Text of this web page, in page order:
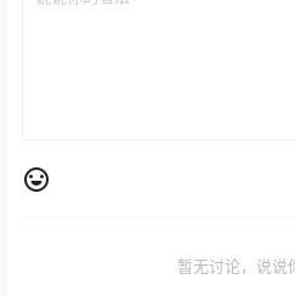
暂无讨论，说说